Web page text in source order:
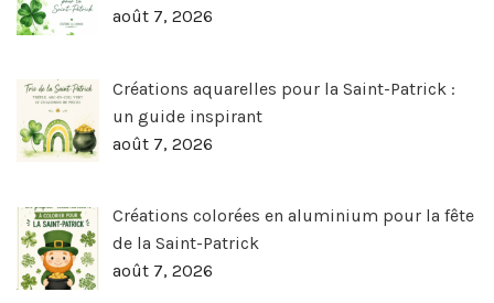
août 7, 2026
Créations aquarelles pour la Saint-Patrick :
un guide inspirant
août 7, 2026
Créations colorées en aluminium pour la fête
de la Saint-Patrick
août 7, 2026